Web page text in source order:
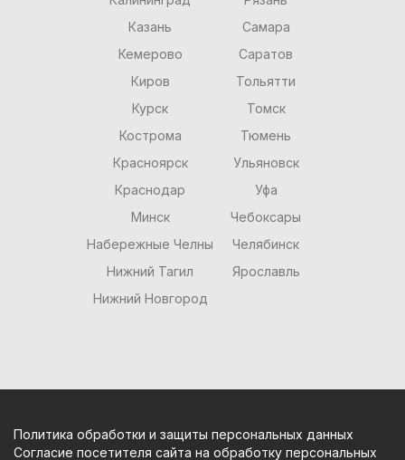
Казань
Кемерово
Киров
Курск
Кострома
Красноярск
Краснодар
Минск
Набережные Челны
Нижний Тагил
Нижний Новгород
Самара
Саратов
Тольятти
Томск
Тюмень
Ульяновск
Уфа
Чебоксары
Челябинск
Ярославль
Политика обработки и защиты персональных данных
Согласие посетителя сайта на обработку персональных